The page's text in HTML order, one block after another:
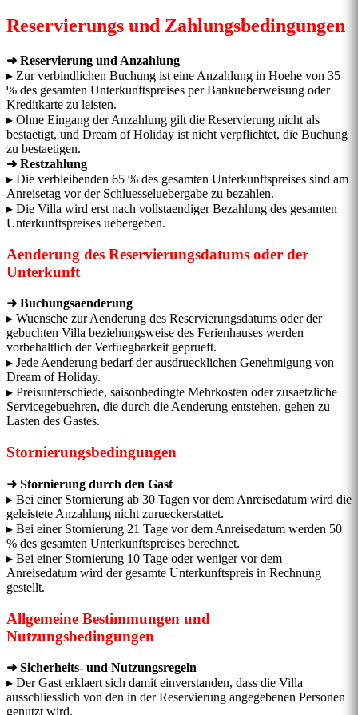
Reservierungs und Zahlungsbedingungen
➜ Reservierung und Anzahlung
▸ Zur verbindlichen Buchung ist eine Anzahlung in Hoehe von 35
% des gesamten Unterkunftspreises per Bankueberweisung oder
Kreditkarte zu leisten.
▸ Ohne Eingang der Anzahlung gilt die Reservierung nicht als
bestaetigt, und Dream of Holiday ist nicht verpflichtet, die Buchung
zu bestaetigen.
➜ Restzahlung
▸ Die verbleibenden 65 % des gesamten Unterkunftspreises sind am
Anreisetag vor der Schluesseluebergabe zu bezahlen.
▸ Die Villa wird erst nach vollstaendiger Bezahlung des gesamten
Unterkunftspreises uebergeben.
Aenderung des Reservierungsdatums oder der
Unterkunft
➜ Buchungsaenderung
▸ Wuensche zur Aenderung des Reservierungsdatums oder der
gebuchten Villa beziehungsweise des Ferienhauses werden
vorbehaltlich der Verfuegbarkeit geprueft.
▸ Jede Aenderung bedarf der ausdruecklichen Genehmigung von
Dream of Holiday.
▸ Preisunterschiede, saisonbedingte Mehrkosten oder zusaetzliche
Servicegebuehren, die durch die Aenderung entstehen, gehen zu
Lasten des Gastes.
Stornierungsbedingungen
➜ Stornierung durch den Gast
▸ Bei einer Stornierung ab 30 Tagen vor dem Anreisedatum wird die
geleistete Anzahlung nicht zurueckerstattet.
▸ Bei einer Stornierung 21 Tage vor dem Anreisedatum werden 50
% des gesamten Unterkunftspreises berechnet.
▸ Bei einer Stornierung 10 Tage oder weniger vor dem
Anreisedatum wird der gesamte Unterkunftspreis in Rechnung
gestellt.
Allgemeine Bestimmungen und
Nutzungsbedingungen
➜ Sicherheits- und Nutzungsregeln
▸ Der Gast erklaert sich damit einverstanden, dass die Villa
ausschliesslich von den in der Reservierung angegebenen Personen
genutzt wird.